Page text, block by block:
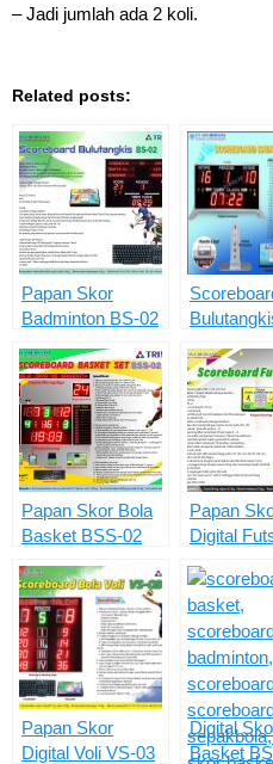
– Jadi jumlah ada 2 koli.
Related posts:
Papan Skor
Badminton BS-02
Papan Skor Bola
Basket BSS-02
Papan
Digital
Papan Skor
Digital Voli VS-03
Digital
Basket